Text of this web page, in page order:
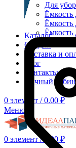
Каталог
Скидки
Доставка и
Блог
Контакты
Личный
0 элемент / 0.00 ₽
Меню
0 элемент / 0.00 ₽
Для
Ёмкость